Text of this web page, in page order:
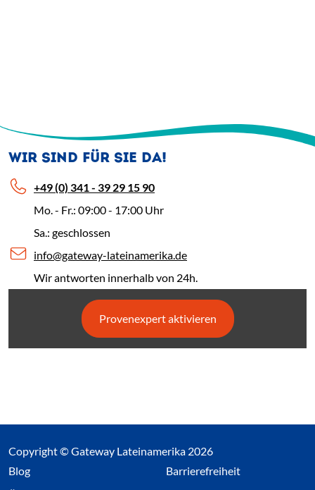
WIR SIND FÜR SIE DA!
+49 (0) 341 - 39 29 15 90
Mo. - Fr.: 09:00 - 17:00 Uhr
Sa.: geschlossen
info@gateway-lateinamerika.de
Wir antworten innerhalb von 24h.
Provenexpert aktivieren
Copyright © Gateway Lateinamerika 2026
Blog(Link öffnet einen neuen Tab)Barrierefreiheit